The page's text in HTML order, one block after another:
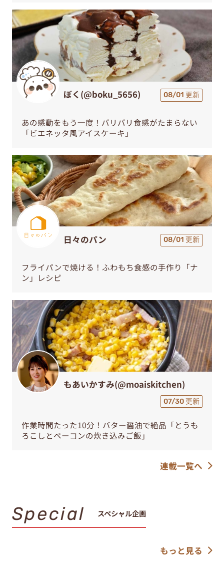
ぼく(@boku_5656) 08/01 更新
あの感動をもう一度！パリパリ食感がたまらない
「ビエネッタ風アイスケーキ」
日々のパン 08/01 更新
フライパンで焼ける！ふわもち食感の手作り「ナ
ン」レシピ
もあいかすみ(@moaiskitchen)
07/30 更新
作業時間たった10分！バター醤油で絶品「とうも
ろこしとベーコンの炊き込みご飯」
連載一覧へ
Special スペシャル企画
もっと見る